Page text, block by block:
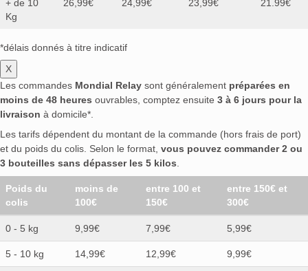
+ de 10
Kg
26,99€ 24,99€ 23,99€ 21.99€
*délais donnés à titre indicatif
X
Les commandes Mondial Relay sont généralement préparées en
moins de 48 heures ouvrables, comptez ensuite 3 à 6 jours pour la
livraison à domicile*.
Les tarifs dépendent du montant de la commande (hors frais de port)
et du poids du colis. Selon le format, vous pouvez commander 2 ou
3 bouteilles sans dépasser les 5 kilos
Poids du
colis
moins de
100€
entre 100 et
150€
entre 150€ et
300€
0 - 5 kg 9,99€ 7,99€ 5,99€
5 - 10 kg 14,99€ 12,99€ 9,99€